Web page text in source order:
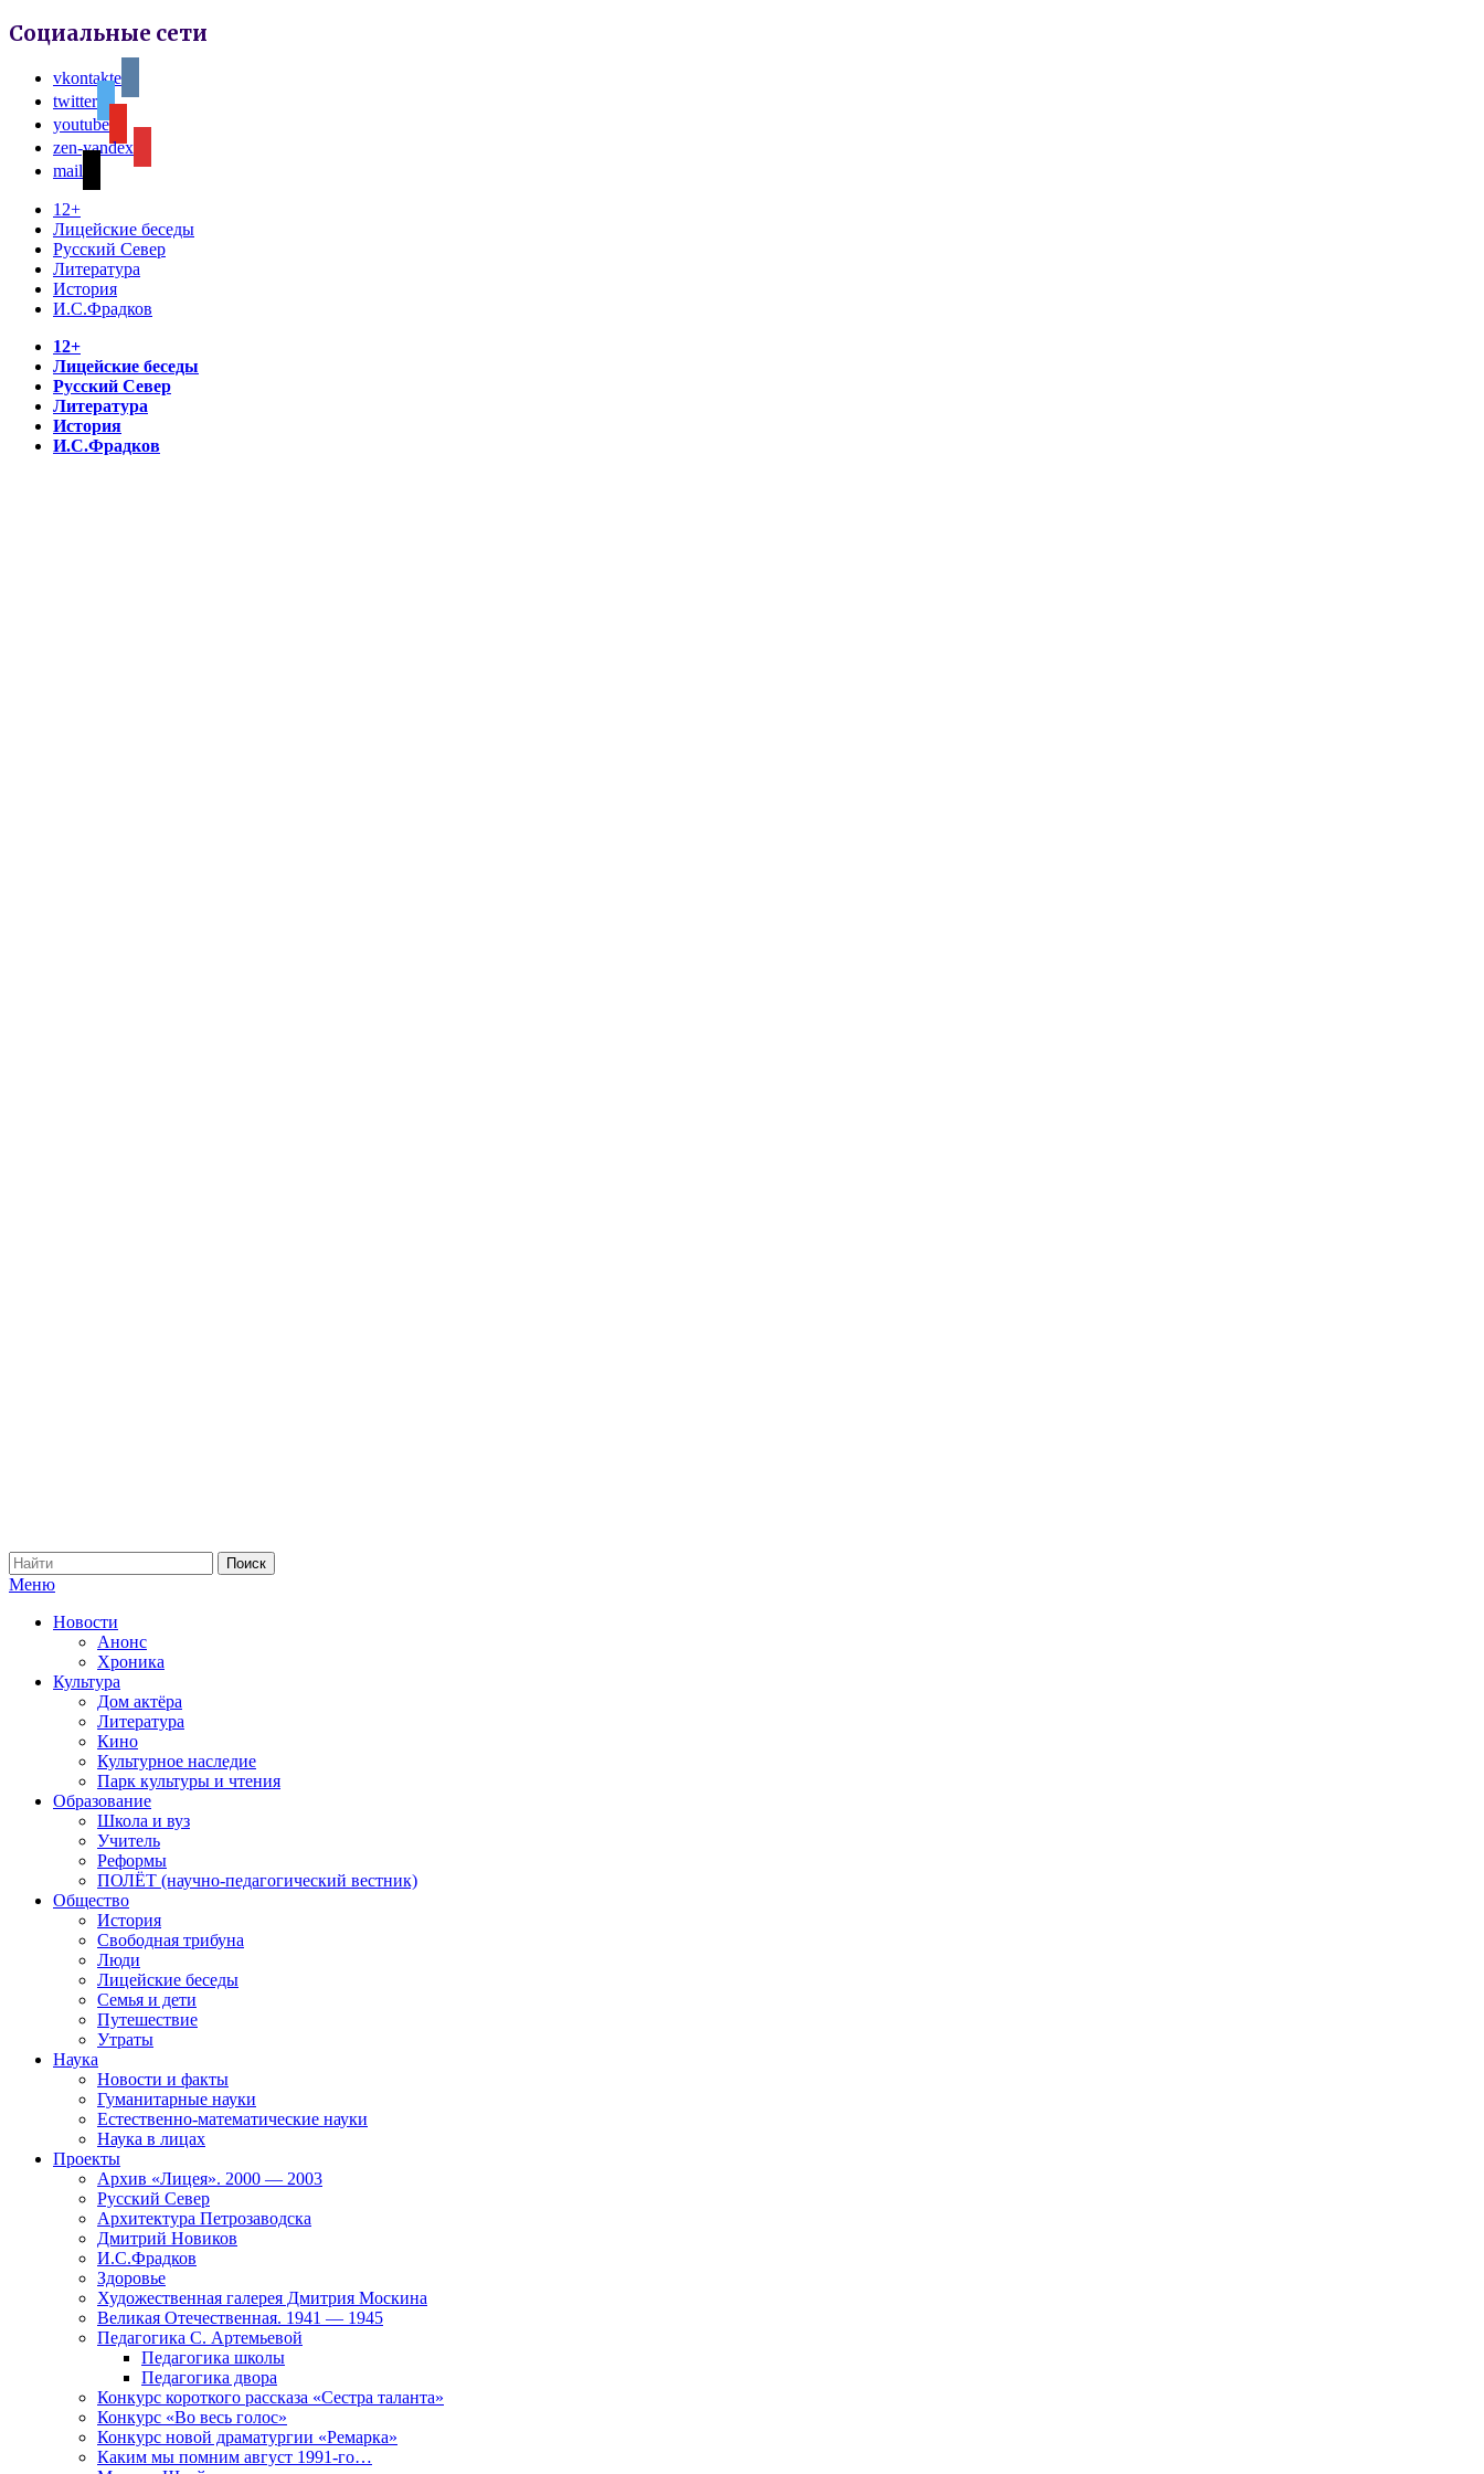
Социальные сети
vkontakte
twitter
youtube
zen-yandex
mail
12+
Лицейские беседы
Русский Север
Литература
История
И.С.Фрадков
12+
Лицейские беседы
Русский Север
Литература
История
И.С.Фрадков
Меню
Новости
Анонс
Хроника
Культура
Дом актёра
Литература
Кино
Культурное наследие
Парк культуры и чтения
Образование
Школа и вуз
Учитель
Реформы
ПОЛЁТ (научно-педагогический вестник)
Общество
История
Свободная трибуна
Люди
Лицейские беседы
Семья и дети
Путешествие
Утраты
Наука
Новости и факты
Гуманитарные науки
Естественно-математические науки
Наука в лицах
Проекты
Архив «Лицея». 2000 — 2003
Русский Север
Архитектура Петрозаводска
Дмитрий Новиков
И.С.Фрадков
Здоровье
Художественная галерея Дмитрия Москина
Великая Отечественная. 1941 — 1945
Педагогика С. Артемьевой
Педагогика школы
Педагогика двора
Конкурс короткого рассказа «Сестра таланта»
Конкурс «Во весь голос»
Конкурс новой драматургии «Ремарка»
Каким мы помним август 1991-го…